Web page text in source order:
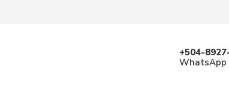
+504-
WhatsApp